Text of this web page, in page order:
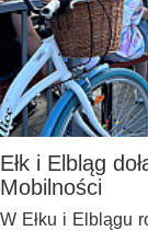
Ełk i Elbląg
Mobilności
W Ełku i Elblągu